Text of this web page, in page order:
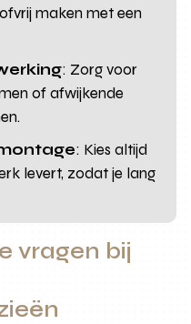
maken met een
: Zorg voor
of afwijkende
: Kies altijd
levert, zodat je lang
vragen bij